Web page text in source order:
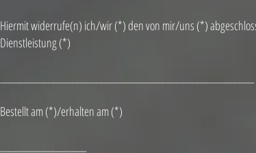
Hiermit widerrufe(n) ich/wir (*) den von mir/uns (*)
Dienstleistung (*)
Bestellt am (*)/erhalten am (*)